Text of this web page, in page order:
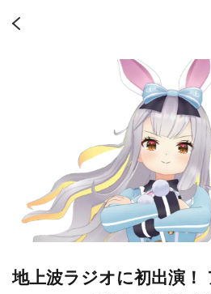
地上波ラジオに初出演！